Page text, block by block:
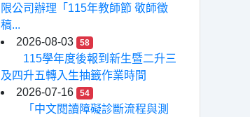
限公司辦理「115年教師節 敬師徵
稿...
2026-08-03
58
115學年度後報到新生暨二升三
及四升五轉入生抽籤作業時間
2026-07-16
54
「中文閱讀障礙診斷流程與測